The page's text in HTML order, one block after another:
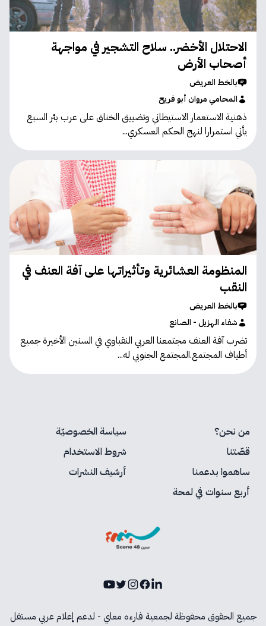
الاحتلال الأخضر.. سلاح التشجير في مواجهة
أصحاب الأرض
بالخط العريض
المحامي مروان أبو فريح
ذهنية الاستعمار الاستيطاني وتضييق الخناق على عرب بئر السبع
يأتي استمرارا لنهج الحكم العسكري...
المنظومة العشائرية وتأثيراتها على آفة العنف في
النقب
بالخط العريض
شفاء الهزيل - الصانع
تضرب آفة العنف مجتمعنا العربي النقباوي في السنين الأخيرة جميع
أطياف المجتمع.المجتمع الجنوبي له...
من نحن؟
سياسة الخصوصيّة
قصّتنا
شروط الاستخدام
ساهموا بدعمنا
أرشيف النشرات
أربع سنوات في لمحة
LinkedIn
Facebook
Instagram
Twitter
Youtube
جميع الحقوق محفوظة لجمعية فارءه معاي - لدعم إعلام عربي مستقل